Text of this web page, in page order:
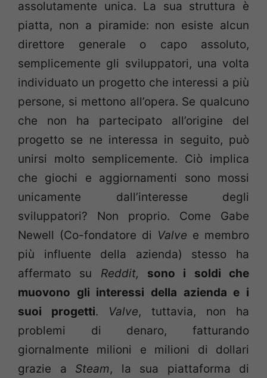
assolutamente unica. La sua struttura è
piatta, non a piramide: non esiste alcun
direttore generale o capo assoluto,
semplicemente gli sviluppatori, una volta
individuato un progetto che interessi a più
persone, si mettono all’opera. Se qualcuno
che non ha partecipato all’origine del
progetto se ne interessa in seguito, può
unirsi molto semplicemente. Ciò implica
che giochi e aggiornamenti sono mossi
unicamente dall’interesse degli
sviluppatori? Non proprio. Come Gabe
Newell (Co-fondatore di Valve e membro
più influente della azienda) stesso ha
affermato su Reddit,
sono i soldi che
muovono gli interessi della azienda e i
suoi progetti. Valve, tuttavia,
non ha
problemi di denaro, fatturando
giornalmente milioni e milioni di dollari
grazie a Steam, la sua piattaforma di